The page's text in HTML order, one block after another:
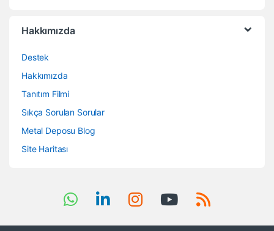
Hakkımızda
Destek
Hakkımızda
Tanıtım Filmi
Sıkça Sorulan Sorular
Metal Deposu Blog
Site Haritası